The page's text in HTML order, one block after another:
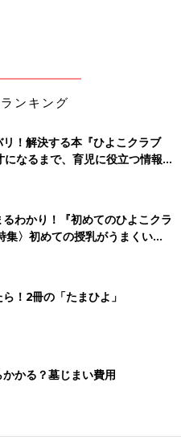
ンキング
！解決する本『ひよこクラブ
なるまで、育児に役立つ情報が
わかり！『初めてのひよこクラ
集〉初めての授乳がうまくい
の基本と夏のトラブル 解決テ
！2冊の「たまひよ」
かる？墓じまい費用